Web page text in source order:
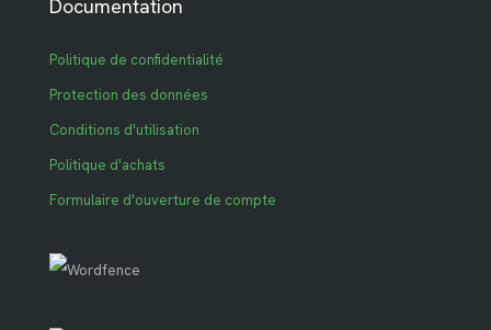
Documentation
Politique de confidentialité
Protection des données
Conditions d'utilisation
Politique d'achats
Formulaire d'ouverture de compte